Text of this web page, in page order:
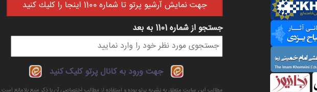
جهت نمايش آرشيو پرتو تا شماره 1100 اينجا را كليك كنيد
فرم جستجو
جستجو از شماره 1101 به بعد
جهت ورود به کانال پرتو کلیک کنید